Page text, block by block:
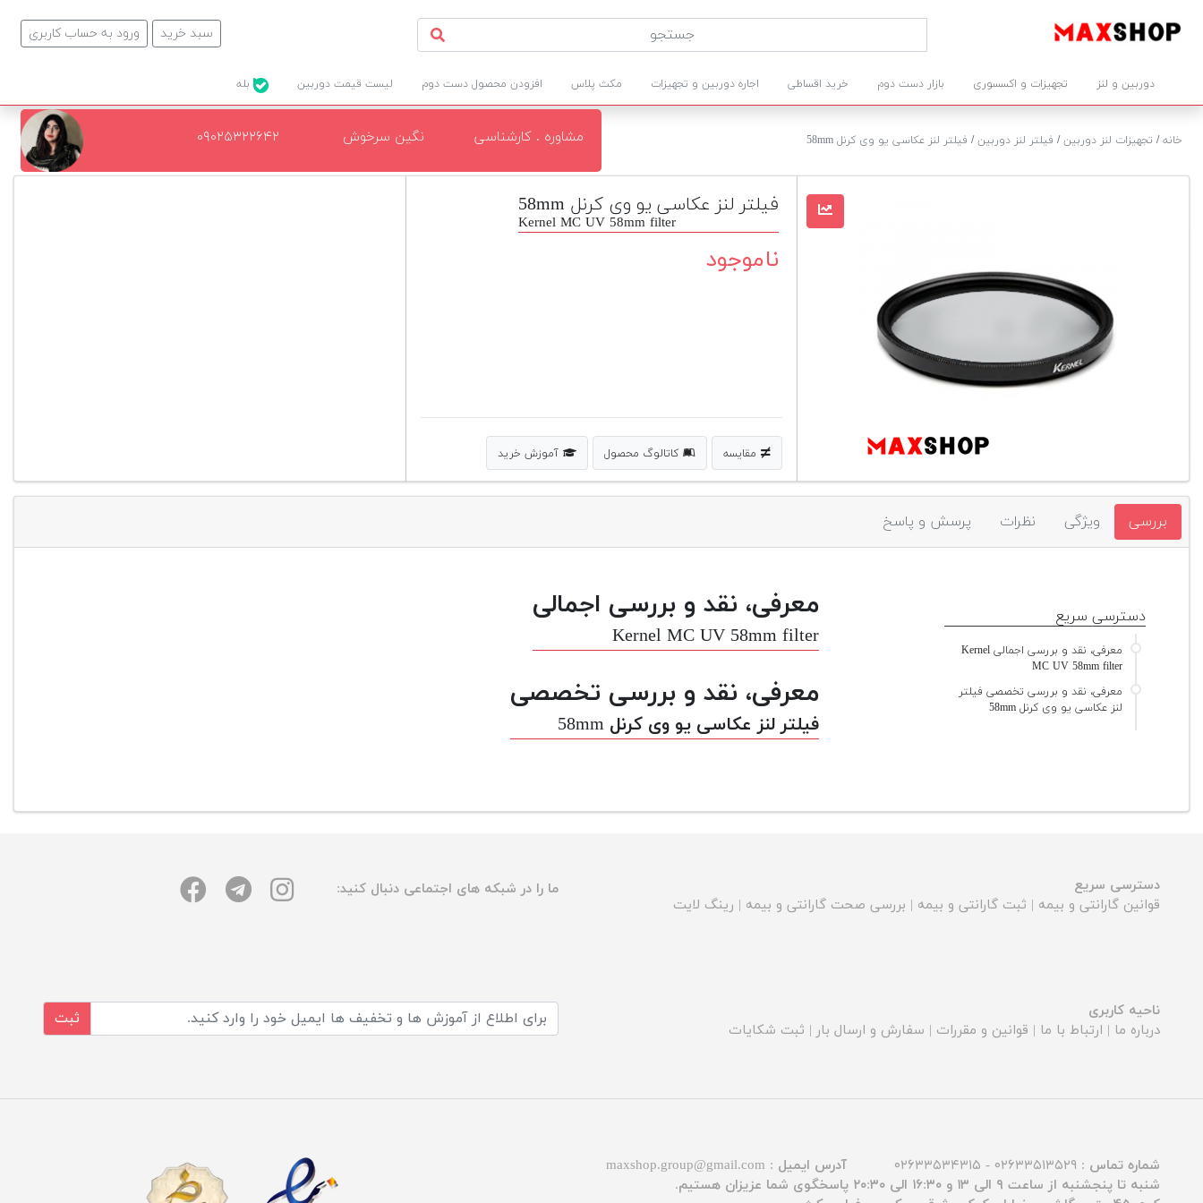
ورود به حساب کاربری سبد خرید
دوربین و لنز تجهیزات و اکسسوری بازار دست دوم خرید اقساطی اجاره دوربین و تجهیزات مکث پلاس افزودن محصول دست دوم لیست قیمت دوربین
خانه/ تجهیزات لنز دوربین/ فیلتر لنز دوربین/ فیلتر لنز عکاسی یو وی کرنل 58mm مشاوره . کارشناسی نگین سرخوش ۰۹۰۲۵۳۲۲۶۴۲
فیلتر لنز عکاسی یو وی کرنل 58mm
Kernel MC UV 58mm filter
ناموجود
مقایسه کاتالوگ محصول آموزش خرید
بررسی ویژگی نظرات پرسش و پاسخ
معرفی، نقد و بررسی اجمالی
Kernel MC UV 58mm filter
معرفی، نقد و بررسی تخصصی
فیلتر لنز عکاسی یو وی کرنل 58mm
دسترسی سریع
معرفی، نقد و بررسی اجمالی Kernel
MC UV 58mm filter
معرفی، نقد و بررسی تخصصی فیلتر
لنز عکاسی یو وی کرنل 58mm
دسترسی سریع
قوانین گارانتی و بیمه | ثبت گارانتی و بیمه | بررسی صحت گارانتی و بیمه | رینگ لایت
ما را در شبکه های اجتماعی دنبال کنید:
ناحیه کاربری
درباره ما | ارتباط با ما | قوانین و مقررات | سفارش و ارسال بار | ثبت شکایات
ثبت
شماره تماس : ۰۲۶۳۳۵۱۳۵۲۹ - ۰۲۶۳۳۵۳۴۳۱۵ آدرس ایمیل : maxshop.group@gmail.com
شنبه تا پنجشنبه از ساعت ۹ الی ۱۳ و ۱۶:۳۰ الی ۲۰:۳۰ پاسخگوی شما عزیزان هستیم.